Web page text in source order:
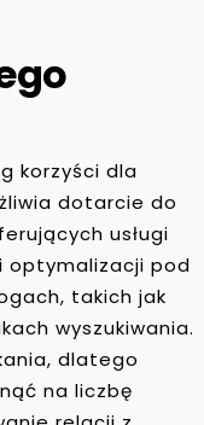
korzyści dla
dotarcie do
usługi
optymalizacji pod
takich jak
wyszukiwania.
dlatego
na liczbę